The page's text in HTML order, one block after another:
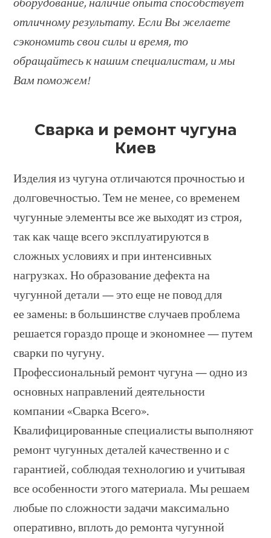
отличному результату. Если Вы желаете
сэкономить свои силы и время, то
обращайтесь к нашим специалистам, и мы
Вам поможем!
Сварка и ремонт чугуна
Киев
Изделия из чугуна отличаются прочностью и
долговечностью. Тем не менее, со временем
чугунные элементы все же выходят из строя,
так как чаще всего эксплуатируются в
сложных условиях и при интенсивных
нагрузках. Но образование дефекта на
чугунной детали — это еще не повод для
ее замены: в большинстве случаев проблема
решается гораздо проще и экономнее — путем
сварки по чугуну.
Профессиональный ремонт чугуна — одно из
основных направлений деятельности
компании «Сварка Всего».
Квалифицированные специалисты выполняют
ремонт чугунных деталей качественно и с
гарантией, соблюдая технологию и учитывая
все особенности этого материала. Мы решаем
любые по сложности задачи максимально
оперативно, вплоть до ремонта чугунной